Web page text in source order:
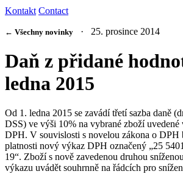
Kontakt Contact
← Všechny novinky · 25. prosince 2014
Daň z přidané
ledna 2015
Od 1. ledna 2015 se zavádí třetí sazba daně
DSS) ve výši 10% na vybrané zboží uvedené
DPH. V souvislosti s novelou zákona o DPH
platnosti nový výkaz DPH označený „25
19“. Zboží s nově zavedenou druhou
výkazu uvádět souhrnně na řádcích pro